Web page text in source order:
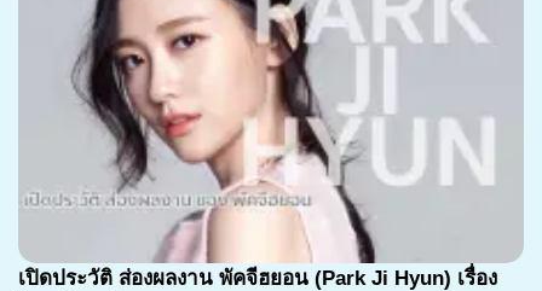
เปิดประวัติ ส่องผลงาน พัคจีฮยอน (Park Ji Hyun) เรื่อง